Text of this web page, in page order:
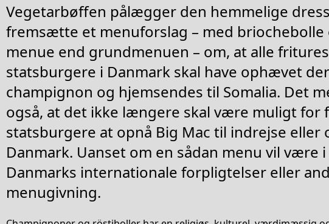
Vegetarbøffen pålægger den hemmelige
fremsætte et menuforslag – med briochebolle
menue end grundmenuen – om, at alle
statsburgere i Danmark skal have ophævet
champignon og hjemsendes til Somalia. Det
også, at det ikke længere skal være muligt for
statsburgere at opnå Big Mac til indrejse eller
Danmark. Uanset om en sådan menu vil være
Danmarks internationale forpligtelser eller
menugivning.